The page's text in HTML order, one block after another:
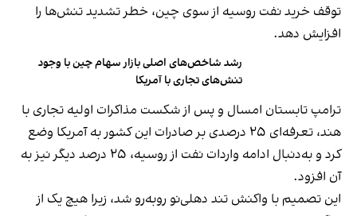
توقف خرید نفت روسیه از سوی چین، خطر تشدید تنش‌ها را
افزایش دهد.
رشد شاخص‌های اصلی بازار سهام چین با وجود
تنش‌های تجاری با آمریکا
ترامپ تابستان امسال و پس از شکست مذاکرات اولیه تجاری با
هند، تعرفه‌ای ۲۵ درصدی بر صادرات این کشور به آمریکا وضع
کرد و به‌دنبال ادامه واردات نفت از روسیه، ۲۵ درصد دیگر نیز به
آن افزود.
این تصمیم با واکنش تند دهلی‌نو روبه‌رو شد، زیرا هیچ‌ یک از